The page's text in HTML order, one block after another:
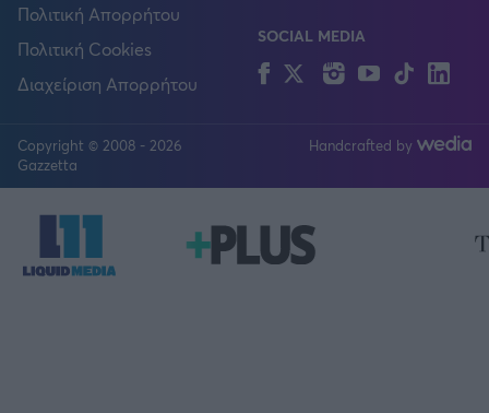
Πολιτική Απορρήτου
Πολιτική Cookies
Διαχείριση Απορρήτου
SOCIAL MEDIA
FacebookTwitterInstagram
YouTubeTikTok
Copyright © 2008 - 2026
Gazzetta
Handcrafted by